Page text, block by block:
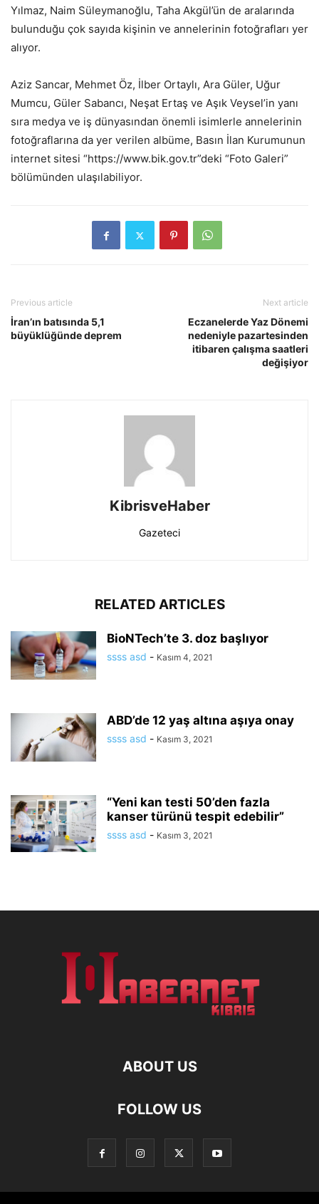
Yılmaz, Naim Süleymanoğlu, Taha Akgül’ün de aralarında
bulunduğu çok sayıda kişinin ve annelerinin fotoğrafları yer
alıyor.
Aziz Sancar, Mehmet Öz, İlber Ortaylı, Ara Güler, Uğur
Mumcu, Güler Sabancı, Neşat Ertaş ve Aşık Veysel’in yanı
sıra medya ve iş dünyasından önemli isimlerle annelerinin
fotoğraflarına da yer verilen albüme, Basın İlan Kurumunun
internet sitesi “https://www.bik.gov.tr”deki “Foto Galeri”
bölümünden ulaşılabiliyor.
Previous article
İran’ın batısında 5,1
büyüklüğünde deprem
Next article
Eczanelerde Yaz Dönemi
nedeniyle pazartesinden
itibaren çalışma saatleri
değişiyor
KibrisveHaber
Gazeteci
RELATED ARTICLES
BioNTech’te 3. doz başlıyor
ssss asd - Kasım 4, 2021
ABD’de 12 yaş altına aşıya onay
ssss asd - Kasım 3, 2021
“Yeni kan testi 50’den fazla
kanser türünü tespit edebilir”
ssss asd - Kasım 3, 2021
ABOUT US
FOLLOW US